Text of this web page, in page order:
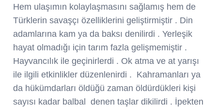
Hem ulaşımın kolaylaşmasını sağlamış hem de
Türklerin savaşçı özelliklerini geliştirmiştir . Din
adamlarına kam ya da baksı denilirdi . Yerleşik
hayat olmadığı için tarım fazla gelişmemiştir .
Hayvancılık ile geçinirlerdi . Ok atma ve at yarışı
ile ilgili etkinlikler düzenlenirdi . Kahramanları ya
da hükümdarları öldüğü zaman öldürdükleri kişi
sayısı kadar balbal denen taşlar dikilirdi . İpekten